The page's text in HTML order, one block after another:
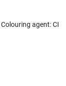
agent: CI